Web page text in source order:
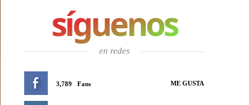
síguenos
en redes
3,789 Fans ME GUSTA